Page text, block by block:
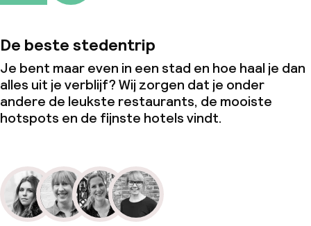
De beste stedentrip
Je bent maar even in een stad en hoe haal je dan
alles uit je verblijf? Wij zorgen dat je onder
andere de leukste restaurants, de mooiste
hotspots en de fijnste hotels vindt.